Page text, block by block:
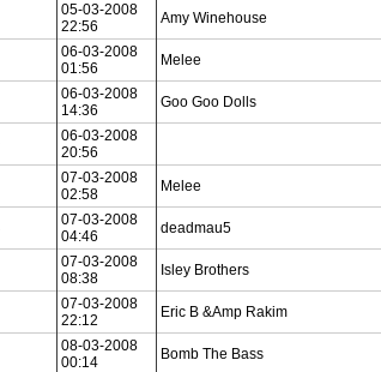
05-03-2008
22:56
Amy Winehouse
06-03-2008
01:56
Melee
06-03-2008
14:36
Goo Goo Dolls
06-03-2008
20:56
07-03-2008
02:58
Melee
07-03-2008
04:46
deadmau5
07-03-2008
08:38
Isley Brothers
07-03-2008
22:12
Eric B &Amp Rakim
08-03-2008
00:14
Bomb The Bass